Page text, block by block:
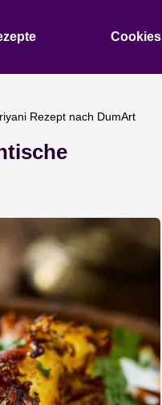
Cookies
Rezept nach DumArt